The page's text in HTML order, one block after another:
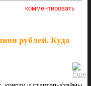
комментировать
рублей. Куда